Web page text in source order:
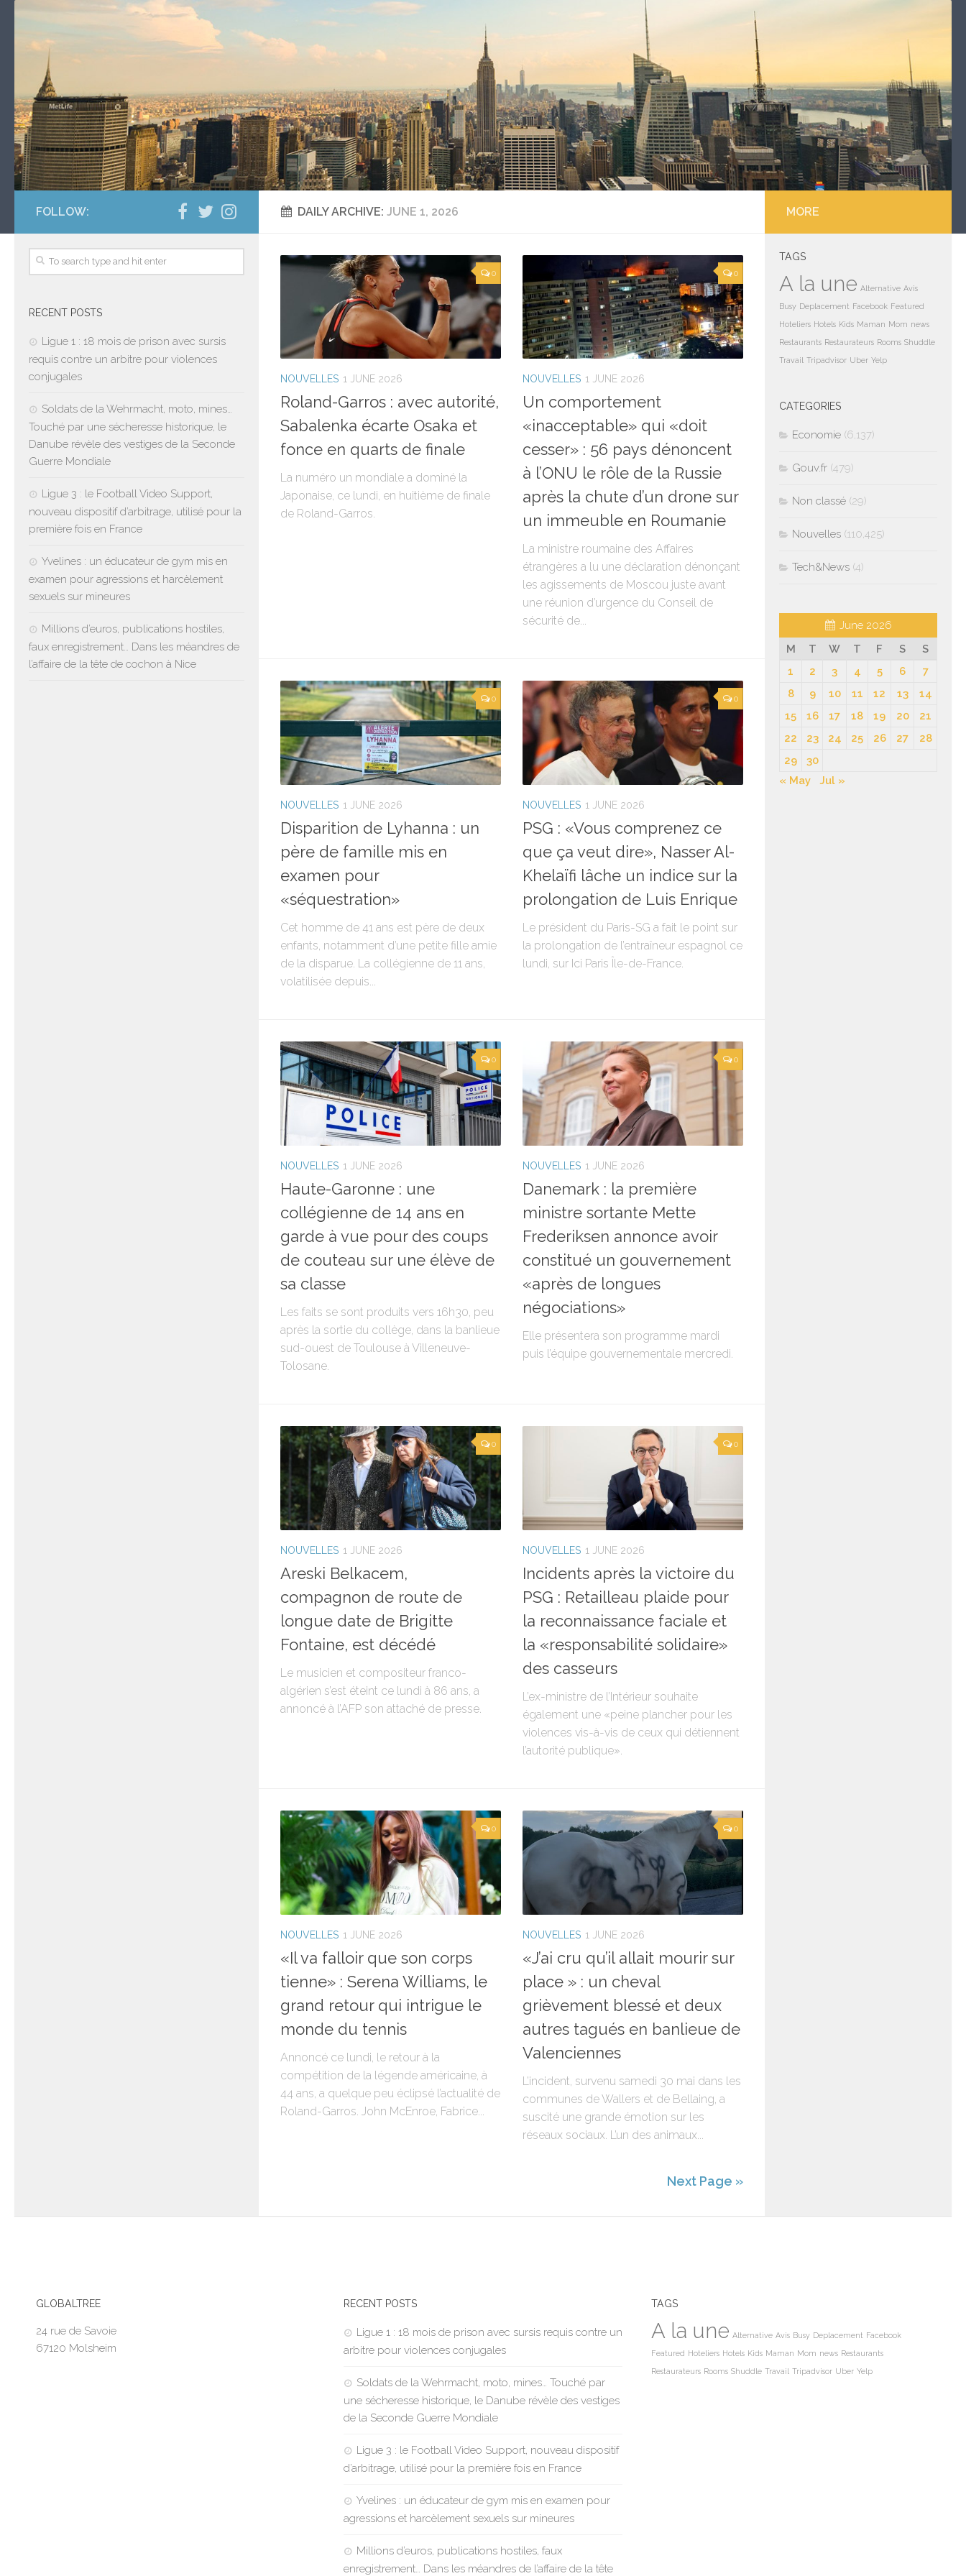
DAILY ARCHIVE: JUNE 1, 2026
0
NOUVELLES 1 JUNE 2026
Roland-Garros : avec autorité,
Sabalenka écarte Osaka et
fonce en quarts de finale
La numéro un mondiale a dominé la
Japonaise, ce lundi, en huitième de finale
de Roland-Garros.
0
NOUVELLES 1 JUNE 2026
Un comportement
«inacceptable» qui «doit
cesser» : 56 pays dénoncent
à l’ONU le rôle de la Russie
après la chute d’un drone sur
un immeuble en Roumanie
La ministre roumaine des Affaires
étrangères a lu une déclaration dénonçant
les agissements de Moscou juste avant
une réunion d’urgence du Conseil de
sécurité de...
0
NOUVELLES 1 JUNE 2026
Disparition de Lyhanna : un
père de famille mis en
examen pour
«séquestration»
Cet homme de 41 ans est père de deux
enfants, notamment d’une petite fille amie
de la disparue. La collégienne de 11 ans,
volatilisée depuis...
0
NOUVELLES 1 JUNE 2026
PSG : «Vous comprenez ce
que ça veut dire», Nasser Al-
Khelaïfi lâche un indice sur la
prolongation de Luis Enrique
Le président du Paris-SG a fait le point sur
la prolongation de l’entraîneur espagnol ce
lundi, sur Ici Paris Île-de-France.
0
NOUVELLES 1 JUNE 2026
Haute-Garonne : une
collégienne de 14 ans en
garde à vue pour des coups
de couteau sur une élève de
sa classe
Les faits se sont produits vers 16h30, peu
après la sortie du collège, dans la banlieue
sud-ouest de Toulouse à Villeneuve-
Tolosane.
0
NOUVELLES 1 JUNE 2026
Danemark : la première
ministre sortante Mette
Frederiksen annonce avoir
constitué un gouvernement
«après de longues
négociations»
Elle présentera son programme mardi
puis l’équipe gouvernementale mercredi.
0
NOUVELLES 1 JUNE 2026
Areski Belkacem,
compagnon de route de
longue date de Brigitte
Fontaine, est décédé
Le musicien et compositeur franco-
algérien s’est éteint ce lundi à 86 ans, a
annoncé à l’AFP son attaché de presse.
0
NOUVELLES 1 JUNE 2026
Incidents après la victoire du
PSG : Retailleau plaide pour
la reconnaissance faciale et
la «responsabilité solidaire»
des casseurs
L’ex-ministre de l’Intérieur souhaite
également une «peine plancher pour les
violences vis-à-vis de ceux qui détiennent
l’autorité publique».
0
NOUVELLES 1 JUNE 2026
«Il va falloir que son corps
tienne» : Serena Williams, le
grand retour qui intrigue le
monde du tennis
Annoncé ce lundi, le retour à la
compétition de la légende américaine, à
44 ans, a quelque peu éclipsé l’actualité de
Roland-Garros. John McEnroe, Fabrice...
0
NOUVELLES 1 JUNE 2026
«J’ai cru qu’il allait mourir sur
place » : un cheval
grièvement blessé et deux
autres tagués en banlieue de
Valenciennes
L’incident, survenu samedi 30 mai dans les
communes de Wallers et de Bellaing, a
suscité une grande émotion sur les
réseaux sociaux. L’un des animaux...
Next Page »
FOLLOW:
RECENT POSTS
Ligue 1 : 18 mois de prison avec sursis
requis contre un arbitre pour violences
conjugales
Soldats de la Wehrmacht, moto, mines…
Touché par une sécheresse historique, le
Danube révèle des vestiges de la Seconde
Guerre Mondiale
Ligue 3 : le Football Video Support,
nouveau dispositif d’arbitrage, utilisé pour la
première fois en France
Yvelines : un éducateur de gym mis en
examen pour agressions et harcèlement
sexuels sur mineures
Millions d’euros, publications hostiles,
faux enregistrement… Dans les méandres de
l’affaire de la tête de cochon à Nice
MORE
TAGS
A la une Alternative Avis
Busy Deplacement Facebook Featured
Hoteliers Hotels Kids Maman Mom news
Restaurants Restaurateurs Rooms Shuddle
Travail Tripadvisor Uber Yelp
CATEGORIES
Economie (6,137)
Gouv.fr (479)
Non classé (29)
Nouvelles (110,425)
Tech&News (4)
June 2026
M
T W T F S
S
1
2 3 4 5 6
7
8
9 10 11 12 13
14
15
16 17 18 19 20
21
22
23 24 25 26 27
28
29
30
« May
Jul »
GLOBALTREE
24 rue de Savoie
67120 Molsheim
RECENT POSTS
Ligue 1 : 18 mois de prison avec sursis requis contre un
arbitre pour violences conjugales
Soldats de la Wehrmacht, moto, mines… Touché par
une sécheresse historique, le Danube révèle des vestiges
de la Seconde Guerre Mondiale
Ligue 3 : le Football Video Support, nouveau dispositif
d’arbitrage, utilisé pour la première fois en France
Yvelines : un éducateur de gym mis en examen pour
agressions et harcèlement sexuels sur mineures
Millions d’euros, publications hostiles, faux
enregistrement… Dans les méandres de l’affaire de la tête
TAGS
A la une Alternative Avis Busy Deplacement Facebook
Featured Hoteliers Hotels Kids Maman Mom news Restaurants
Restaurateurs Rooms Shuddle Travail Tripadvisor Uber Yelp